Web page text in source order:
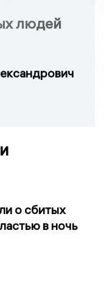
людей
о сбитых
в ночь